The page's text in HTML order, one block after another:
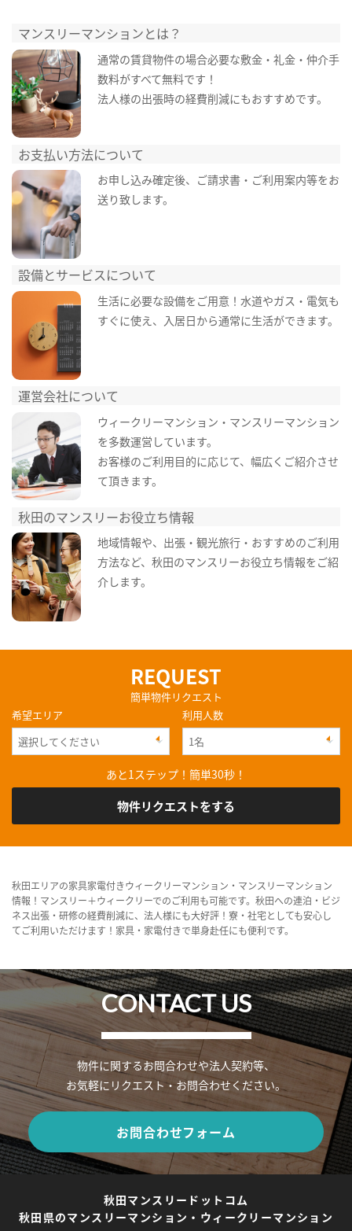
マンスリーマンションとは？
通常の賃貸物件の場合必要な敷金・礼金・仲介手
数料がすべて無料です！
法人様の出張時の経費削減にもおすすめです。
お支払い方法について
お申し込み確定後、ご請求書・ご利用案内等をお
送り致します。
設備とサービスについて
生活に必要な設備をご用意！水道やガス・電気も
すぐに使え、入居日から通常に生活ができます。
運営会社について
ウィークリーマンション・マンスリーマンション
を多数運営しています。
お客様のご利用目的に応じて、幅広くご紹介させ
て頂きます。
秋田のマンスリーお役立ち情報
地域情報や、出張・観光旅行・おすすめのご利用
方法など、秋田のマンスリーお役立ち情報をご紹
介します。
REQUEST
簡単物件リクエスト
希望エリア
利用人数
あと1ステップ！簡単30秒！
物件リクエストをする
秋田エリアの家具家電付きウィークリーマンション・マンスリーマンション
情報！マンスリー＋ウィークリーでのご利用も可能です。秋田への連泊・ビジ
ネス出張・研修の経費削減に、法人様にも大好評！寮・社宅としても安心し
てご利用いただけます！家具・家電付きで単身赴任にも便利です。
CONTACT US
物件に関するお問合わせや法人契約等、
お気軽にリクエスト・お問合わせください。
お問合わせフォーム
秋田マンスリードットコム
秋田県のマンスリーマンション・ウィークリーマンション